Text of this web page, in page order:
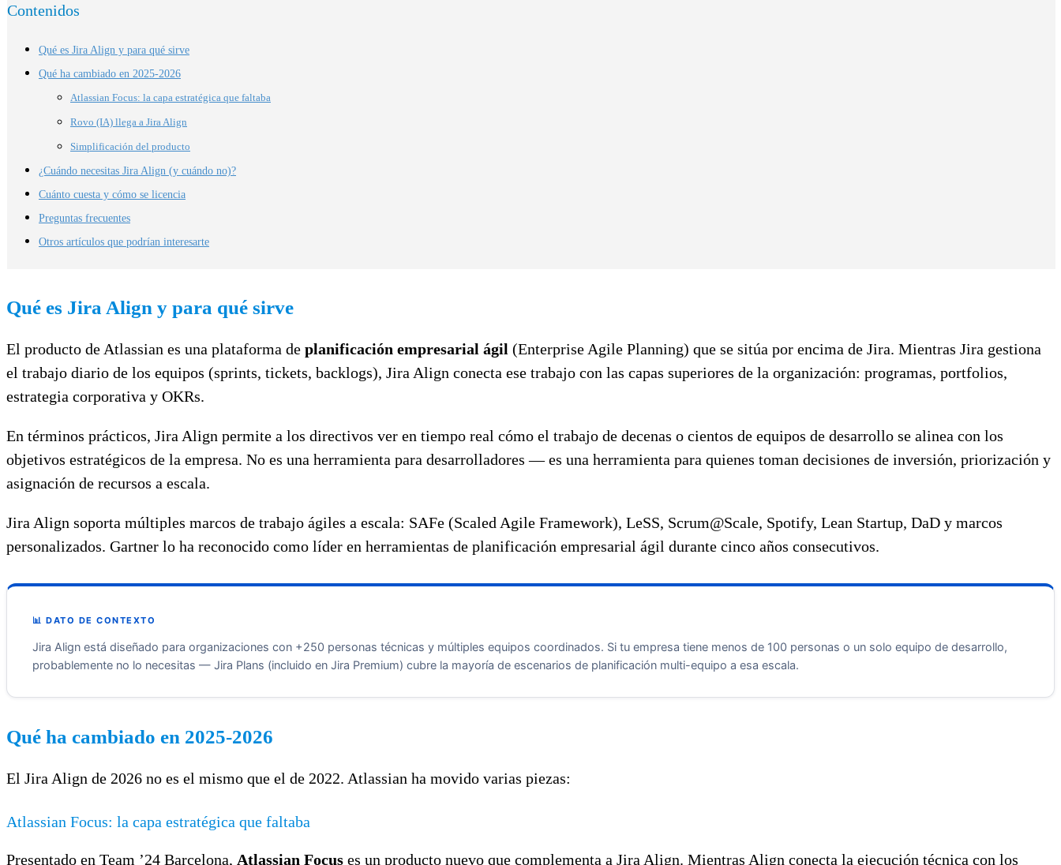
Contenidos
Qué es Jira Align y para qué sirve
Qué ha cambiado en 2025-2026
Atlassian Focus: la capa estratégica que faltaba
Rovo (IA) llega a Jira Align
Simplificación del producto
¿Cuándo necesitas Jira Align (y cuándo no)?
Cuánto cuesta y cómo se licencia
Preguntas frecuentes
Otros artículos que podrían interesarte
Qué es Jira Align y para qué sirve
El producto de Atlassian es una plataforma de planificación empresarial ágil (Enterprise Agile Planning) que se sitúa por encima de Jira. Mientras Jira gestiona
el trabajo diario de los equipos (sprints, tickets, backlogs), Jira Align conecta ese trabajo con las capas superiores de la organización: programas, portfolios,
estrategia corporativa y OKRs.
En términos prácticos, Jira Align permite a los directivos ver en tiempo real cómo el trabajo de decenas o cientos de equipos de desarrollo se alinea con los
objetivos estratégicos de la empresa. No es una herramienta para desarrolladores — es una herramienta para quienes toman decisiones de inversión, priorización y
asignación de recursos a escala.
Jira Align soporta múltiples marcos de trabajo ágiles a escala: SAFe (Scaled Agile Framework), LeSS, Scrum@Scale, Spotify, Lean Startup, DaD y marcos
personalizados. Gartner lo ha reconocido como líder en herramientas de planificación empresarial ágil durante cinco años consecutivos.
📊 DATO DE CONTEXTO
Jira Align está diseñado para organizaciones con +250 personas técnicas y múltiples equipos coordinados. Si tu empresa tiene menos de 100 personas o un solo equipo de desarrollo,
probablemente no lo necesitas — Jira Plans (incluido en Jira Premium) cubre la mayoría de escenarios de planificación multi-equipo a esa escala.
Qué ha cambiado en 2025-2026
El Jira Align de 2026 no es el mismo que el de 2022. Atlassian ha movido varias piezas:
Atlassian Focus: la capa estratégica que faltaba
Presentado en Team ’24 Barcelona, Atlassian Focus es un producto nuevo que complementa a Jira Align. Mientras Align conecta la ejecución técnica con los